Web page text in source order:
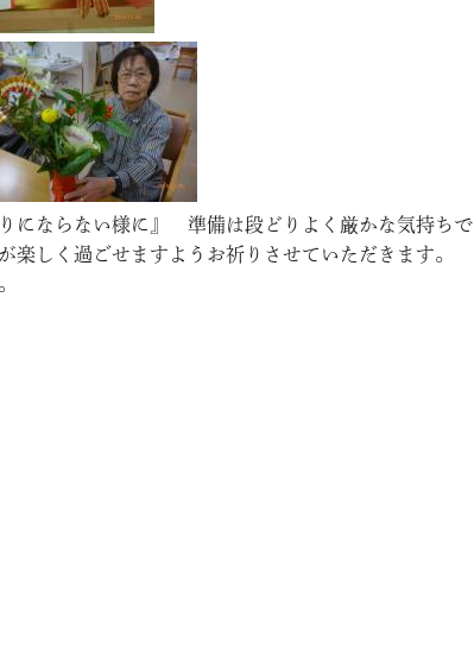
にならない様に』 準備は段どりよく厳かな気持ちで
楽しく過ごせますようお祈りさせていただきます。